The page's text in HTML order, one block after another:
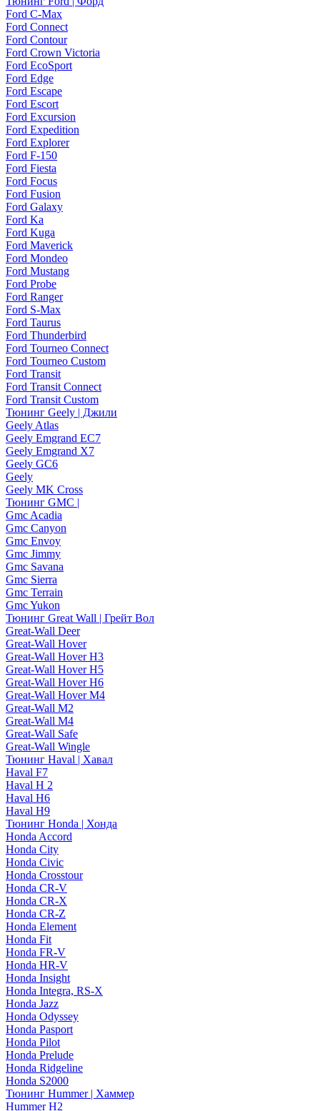
Ford C-Max
Ford Connect
Ford Contour
Ford Crown Victoria
Ford EcoSport
Ford Edge
Ford Escape
Ford Escort
Ford Excursion
Ford Expedition
Ford Explorer
Ford F-150
Ford Fiesta
Ford Focus
Ford Fusion
Ford Galaxy
Ford Ka
Ford Kuga
Ford Maverick
Ford Mondeo
Ford Mustang
Ford Probe
Ford Ranger
Ford S-Max
Ford Taurus
Ford Thunderbird
Ford Tourneo Connect
Ford Tourneo Custom
Ford Transit
Ford Transit Connect
Ford Transit Custom
Тюнинг Geely | Джили
Geely Atlas
Geely Emgrand EC7
Geely Emgrand X7
Geely GC6
Geely
Geely MK Cross
Тюнинг GMC |
Gmc Acadia
Gmc Canyon
Gmc Envoy
Gmc Jimmy
Gmc Savana
Gmc Sierra
Gmc Terrain
Gmc Yukon
Тюнинг Great Wall | Грейт Вол
Great-Wall Deer
Great-Wall Hover
Great-Wall Hover H3
Great-Wall Hover H5
Great-Wall Hover H6
Great-Wall Hover M4
Great-Wall M2
Great-Wall M4
Great-Wall Safe
Great-Wall Wingle
Тюнинг Haval | Хавал
Haval F7
Haval H 2
Haval H6
Haval H9
Тюнинг Honda | Хонда
Honda Accord
Honda City
Honda Civic
Honda Crosstour
Honda CR-V
Honda CR-X
Honda CR-Z
Honda Element
Honda Fit
Honda FR-V
Honda HR-V
Honda Insight
Honda Integra, RS-X
Honda Jazz
Honda Odyssey
Honda Pasport
Honda Pilot
Honda Prelude
Honda Ridgeline
Honda S2000
Тюнинг Hummer | Хаммер
Hummer H2